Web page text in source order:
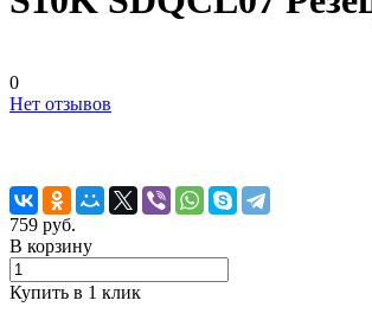
0
Нет отзывов
759 руб.
В корзину
Купить в 1 клик